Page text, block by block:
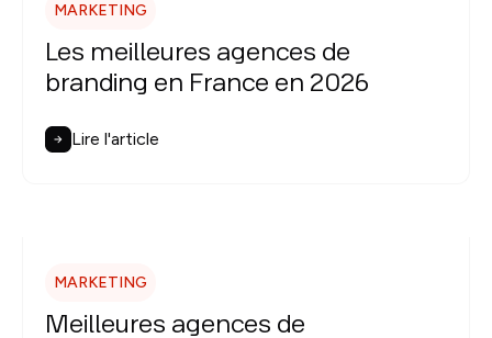
MARKETING
Les meilleures agences de
branding en France en 2026
Lire l'article
MARKETING
Meilleures agences de